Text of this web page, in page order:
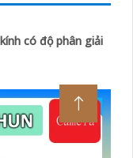
có độ phân giải